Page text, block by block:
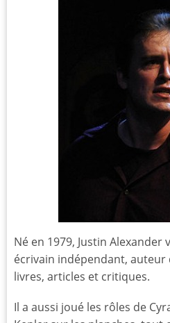
Né en 1979, Justin Alexander
écrivain indépendant, auteur
livres, articles et critiques.
Il a aussi joué les rôles de